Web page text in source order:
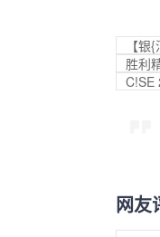
【
胜利
C!SE
网友